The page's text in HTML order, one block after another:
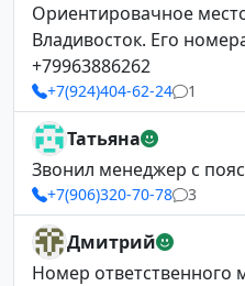
Ориентировачное
Владивосток. Его
+79963886262
+7(924)404-62-24 1
Татьяна
Звонил менеджер с
+7(906)320-70-78 3
Дмитрий
Номер ответственного